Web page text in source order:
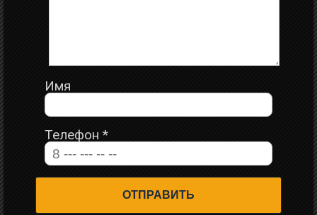
Имя
Телефон *